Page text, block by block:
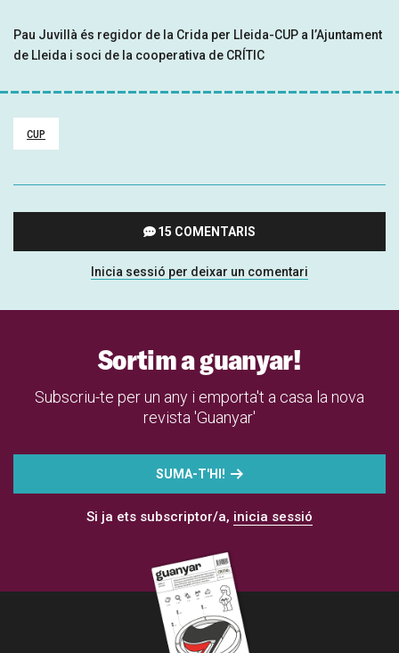
Pau Juvillà és regidor de la Crida per Lleida-CUP a l’Ajuntament
de Lleida i soci de la cooperativa de CRÍTIC
CUP
15 COMENTARIS
Inicia sessió per deixar un comentari
Sortim a guanyar!
Subscriu-te per un any i emporta't a casa la nova
revista 'Guanyar'
SUMA-T'HI!
Si ja ets subscriptor/a, inicia sessió